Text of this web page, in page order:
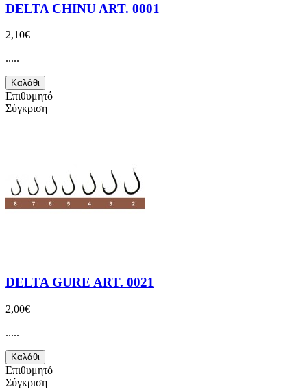
DELTA CHINU ART. 0001
2,10€
.....
Καλάθι
Επιθυμητό
Σύγκριση
DELTA GURE ART. 0021
2,00€
.....
Καλάθι
Επιθυμητό
Σύγκριση